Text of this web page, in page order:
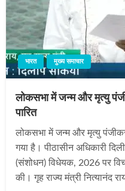
भारत मुख्य समाचार
लोकसभा में जन्म और मृत्यु
पारित
लोकसभा में जन्म और मृत्यु
गया है। पीठासीन अधिकारी
(संशोधन) विधेयक, 2026 पर
की। गृह राज्य मंत्री नित्यानंद